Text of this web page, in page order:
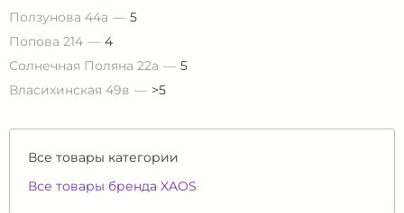
Ползунова 44а
5
Попова 214
4
Солнечная Поляна 22а
5
Власихинская 49в
>5
Все товары категории
Все товары бренда XAOS